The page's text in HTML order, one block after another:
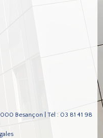
Besançon | Tél : 03 81 41 98